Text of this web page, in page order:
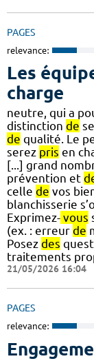
PAGES
relevance:
Les
charge
neutre, qui a
distinction de
de qualité. Le
serez pris en
[...] grand
prévention et
celle de vos
blanchisserie
Exprimez- vous
(ex. : erreur de
Posez des
traitements
21/05/2026 16:04
PAGES
relevance: